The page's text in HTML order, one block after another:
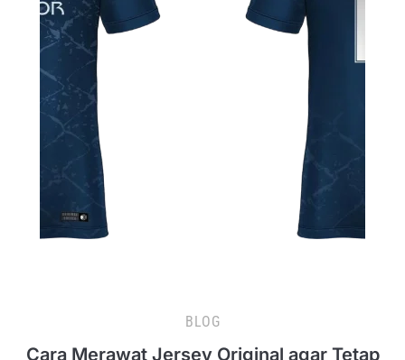
BLOG
Cara Merawat Jersey Original agar Tetap